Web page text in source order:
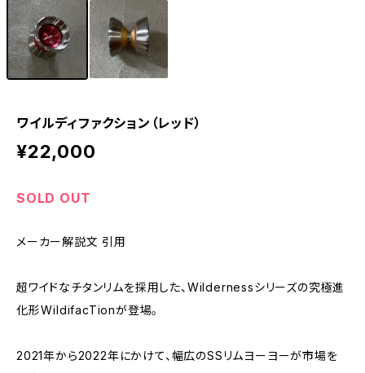
ワイルディファクション（レッド）
¥22,000
SOLD OUT
メーカー解説文 引用
超ワイドなチタンリムを採用した、Wildernessシリーズの究極進
化形――WildifacTionが登場。
2021年から2022年にかけて、幅広のSSリムヨーヨーが市場を